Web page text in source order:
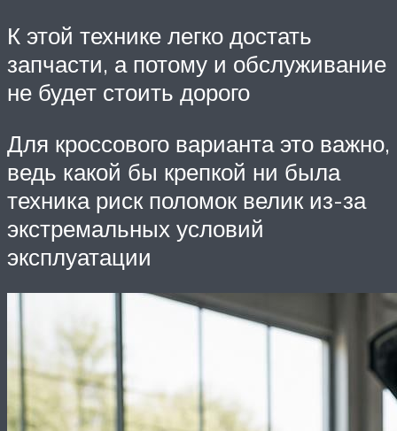
К этой технике легко достать
запчасти, а потому и обслуживание
не будет стоить дорого
Для кроссового варианта это важно,
ведь какой бы крепкой ни была
техника риск поломок велик из-за
экстремальных условий
эксплуатации